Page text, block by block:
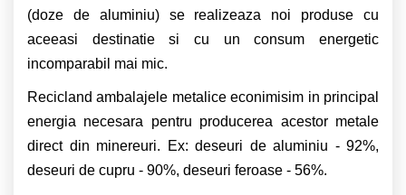
(doze de aluminiu) se realizeaza noi produse cu
aceeasi destinatie si cu un consum energetic
incomparabil mai mic.
Recicland ambalajele metalice econimisim in principal
energia necesara pentru producerea acestor metale
direct din minereuri. Ex: deseuri de aluminiu - 92%,
deseuri de cupru - 90%, deseuri feroase - 56%.